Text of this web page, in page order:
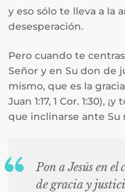
y eso sólo te lleva a la
desesperación.
Pero cuando te
Señor y en Su don de
mismo, que es la
Juan 1:17, 1 Cor. 1:30),
que inclinarse ante Su
Pon a Jesús en el
de gracia y